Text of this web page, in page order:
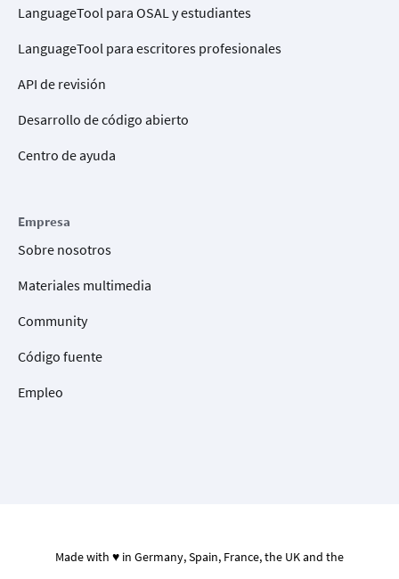
LanguageTool para OSAL y estudiantes
LanguageTool para escritores profesionales
API de revisión
Desarrollo de código abierto
Centro de ayuda
Empresa
Sobre nosotros
Materiales multimedia
Community
Código fuente
Empleo
Made with ♥ in Germany, Spain, France, the UK and the